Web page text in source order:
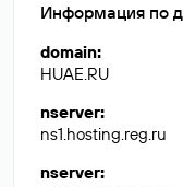
Информация по
domain:
HUAE.RU
nserver:
ns1.hosting.reg.ru
nserver: